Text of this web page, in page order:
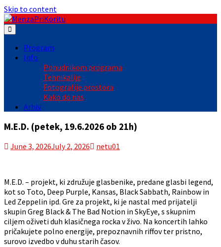
Skip to content
Program
Info
Ponudnikom programa
Tehnikalije
Fotografije prostora
Kako do nas
Arhiv
M.E.D. (petek, 19.6.2026 ob 21h)
June 3, 2026July 2, 2026 netu01
M.E.D. – projekt, ki združuje glasbenike, predane glasbi legend,
kot so Toto, Deep Purple, Kansas, Black Sabbath, Rainbow in
Led Zeppelin ipd. Gre za projekt, ki je nastal med prijatelji
skupin Greg Black & The Bad Notion in SkyEye, s skupnim
ciljem oživeti duh klasičnega rocka v živo. Na koncertih lahko
pričakujete polno energije, prepoznavnih riffov ter pristno,
surovo izvedbo v duhu starih časov.